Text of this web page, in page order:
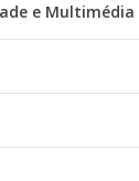
e Multimédia